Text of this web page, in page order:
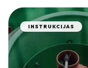
INSTRUKCIJAS